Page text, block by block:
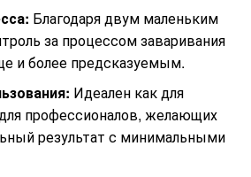
Благодаря двум маленьким
за процессом заваривания
и более предсказуемым.
Идеален как для
профессионалов, желающих
результат с минимальными